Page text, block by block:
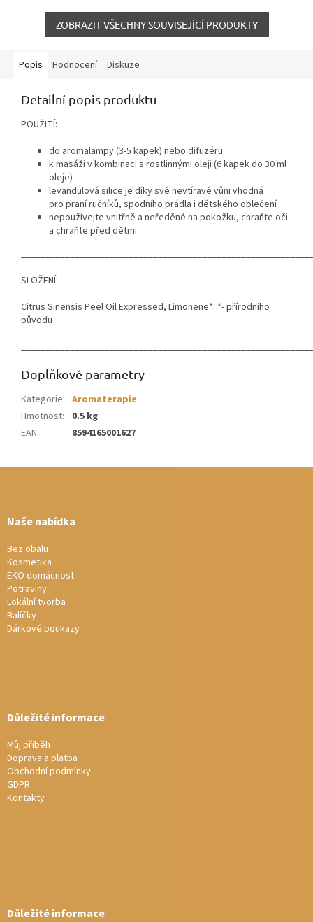
ZOBRAZIT VŠECHNY SOUVISEJÍCÍ PRODUKTY
Popis Hodnocení Diskuze
Detailní popis produktu
POUŽITÍ:
do aromalampy (3-5 kapek) nebo difuzéru
k masáži v kombinaci s rostlinnými oleji (6 kapek do 30 ml
oleje)
levandulová silice je díky své nevtíravé vůni vhodná
pro praní ručníků, spodního prádla i dětského oblečení
nepoužívejte vnitřně a neředěné na pokožku, chraňte oči
a chraňte před dětmi
SLOŽENÍ:
Citrus Sinensis Peel Oil Expressed, Limonene*. *- přírodního
původu
Doplňkové parametry
Kategorie: Aromaterapie
Hmotnost:
0.5 kg
EAN: 8594165001627
Naše nabídka
Bez obalu
Kosmetika
EKO domácnost
Potraviny
Lokální tvorba
Balíčky
Dárkové poukazy
Důležité informace
Můj příběh
Doprava a platba
Obchodní podmínky
GDPR
Kontakty
Důležité informace